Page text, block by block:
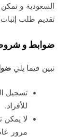
السعودية و
تقديم طلب إثبات
ضوابط و شروط
نبين فيما يلي
تسجيل
للأفراد.
لا يمكن
مرور